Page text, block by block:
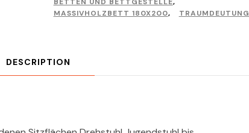
MASSIVHOLZBETT 180X200, TRAUMDEUTUNG
DESCRIPTION